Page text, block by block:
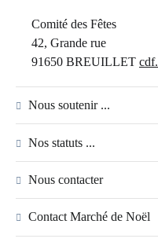
Comité des Fêtes
42, Grande rue
91650 BREUILLET
Nous soutenir ...
Nos statuts ...
Nous contacter
Contact Marché de Noël